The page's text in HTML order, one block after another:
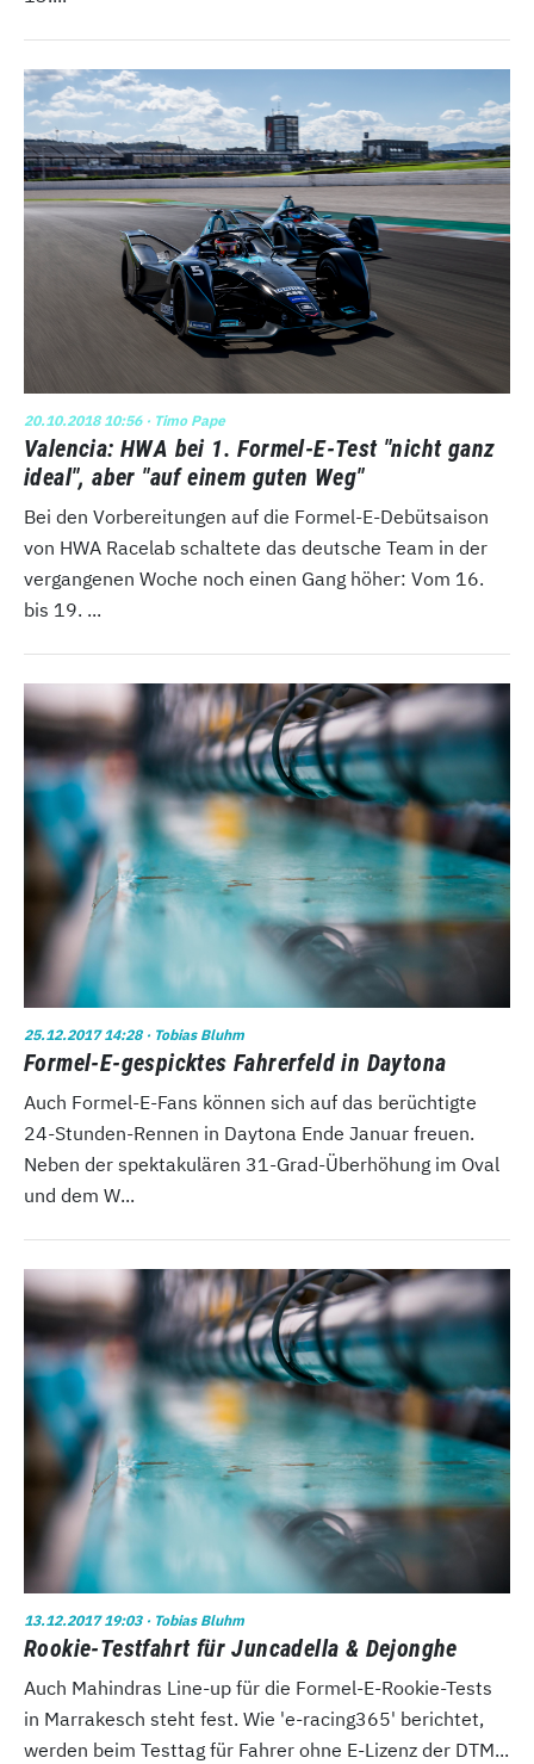
20.10.2018 10:56· Timo Pape
Valencia: HWA bei 1. Formel-E-Test "nicht ganz
ideal", aber "auf einem guten Weg"
Bei den Vorbereitungen auf die Formel-E-Debütsaison
von HWA Racelab schaltete das deutsche Team in der
vergangenen Woche noch einen Gang höher: Vom 16.
bis 19. ...
25.12.2017 14:28· Tobias Bluhm
Formel-E-gespicktes Fahrerfeld in Daytona
Auch Formel-E-Fans können sich auf das berüchtigte
24-Stunden-Rennen in Daytona Ende Januar freuen.
Neben der spektakulären 31-Grad-Überhöhung im Oval
und dem W...
13.12.2017 19:03· Tobias Bluhm
Rookie-Testfahrt für Juncadella & Dejonghe
Auch Mahindras Line-up für die Formel-E-Rookie-Tests
in Marrakesch steht fest. Wie 'e-racing365' berichtet,
werden beim Testtag für Fahrer ohne E-Lizenz der DTM...